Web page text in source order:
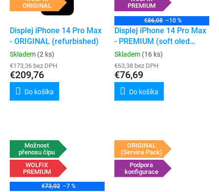
ORIGINAL
Displej iPhone 14 Pro Max
- ORIGINAL (refurbished)
Skladem (2 ks)
€173,36 bez DPH
€209,76
Do košíka
PREMIUM
€86,08 –10 %
Displej iPhone 14 Pro Max
- PREMIUM (soft oled
120hz, podpora
konfigurace)
Skladem (16 ks)
€63,38 bez DPH
€76,69
Do košíka
Možnost
přenosu čipu
WOLFIX
PREMIUM
€73,02 –7 %
ORIGINAL
(Service Pack)
Podpora
konfigurace